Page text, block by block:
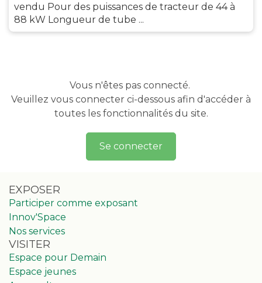
vendu Pour des puissances de tracteur de 44 à
88 kW Longueur de tube ...
Vous n'êtes pas connecté.
Veuillez vous connecter ci-dessous afin d'accéder à
toutes les fonctionnalités du site.
Se connecter
EXPOSER
Participer comme exposant
Innov'Space
Nos services
VISITER
Espace pour Demain
Espace jeunes